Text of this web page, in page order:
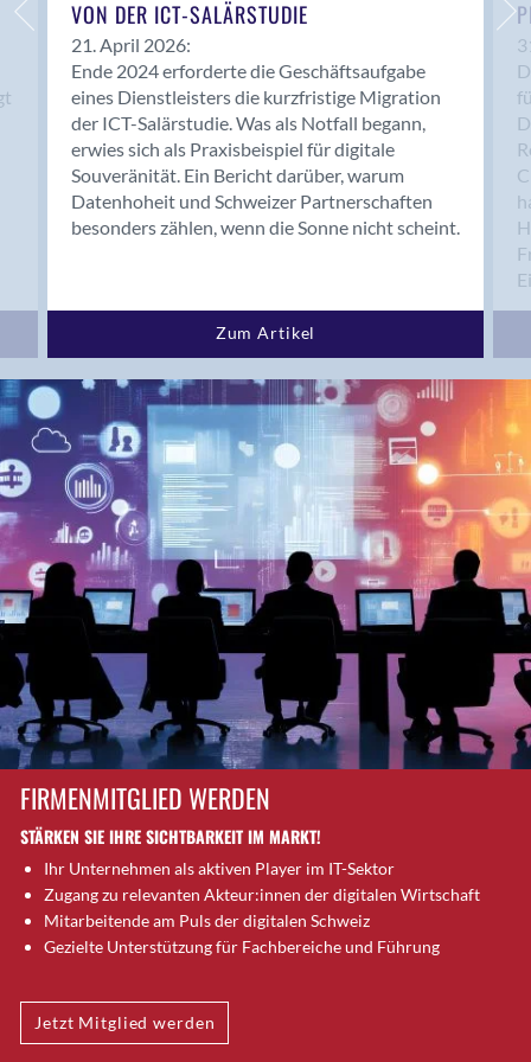
Bern 15
Bern 22
Bern 65
Bern 9
Bern-Zollikofen
Biel/Bienne
Binningen
Bolligen
Bremgarten bei Bern
Brig
Brig-Glis
Bronschhofen
Brugg
Brugg AG
Brütten
Bubendorf
Bubikon
Burgdorf
Bäretswil
Bülach
Cazis
Cham
Chur
Crissier
Davos Platz
Dietikon
Dietlikon
VON DER ICT-SALÄRSTUDIE
21. April 2026:
Ende 2024 erforderte die Geschäftsaufgabe
eines Dienstleisters die kurzfristige Migration
der ICT-Salärstudie. Was als Notfall begann,
erwies sich als Praxisbeispiel für digitale
Souveränität. Ein Bericht darüber, warum
Datenhoheit und Schweizer Partnerschaften
besonders zählen, wenn die Sonne nicht scheint.
Zum Artikel
FIRMENMITGLIED WERDEN
STÄRKEN SIE IHRE SICHTBARKEIT IM MARKT!
Ihr Unternehmen als aktiven Player im IT-Sektor
Zugang zu relevanten Akteur:innen der digitalen Wirtschaft
Mitarbeitende am Puls der digitalen Schweiz
Gezielte Unterstützung für Fachbereiche und Führung
Jetzt Mitglied werden